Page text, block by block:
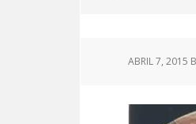
ABRIL 7, 2015